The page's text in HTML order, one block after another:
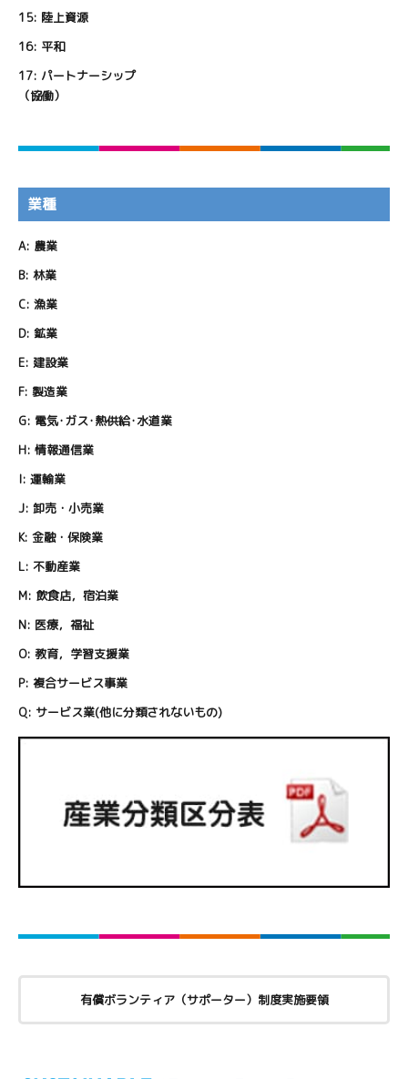
15: 陸上資源
16: 平和
17: パートナーシップ
（協働）
業種
A: 農業
B: 林業
C: 漁業
D: 鉱業
E: 建設業
F: 製造業
G: 電気･ガス･熱供給･水道業
H: 情報通信業
I: 運輸業
J: 卸売・小売業
K: 金融・保険業
L: 不動産業
M: 飲食店，宿泊業
N: 医療，福祉
O: 教育，学習支援業
P: 複合サービス事業
Q: サービス業(他に分類されないもの)
有償ボランティア（サポーター）制度実施要領